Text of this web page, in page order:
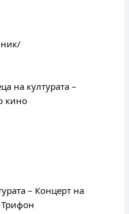
на културата –
кино
– Концерт на
Трифон